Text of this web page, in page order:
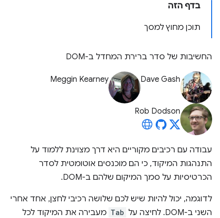
בדף הזה
תוכן מחוץ למסך
החשיבות של סדר ברירת המחדל ב-DOM
Dave Gash
Meggin Kearney
Rob Dodson
עבודה עם רכיבים מקוריים היא דרך מצוינת ללמוד על
התנהגות המיקוד, כי הם מוכנסים אוטומטית לסדר
הכרטיסיות על סמך המיקום שלהם ב-DOM.
לדוגמה, יכול להיות שיש לכם שלושה רכיבי לחצן, אחד אחרי
השני ב-DOM. לחיצה על
Tab מעבירה את המיקוד לכל